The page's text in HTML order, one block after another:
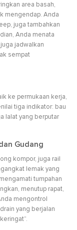
area basah,
mengendap. Anda
juga tambahkan
Anda menata
jadwalkan
sempat
ke permukaan kerja,
tiga indikator: bau
lalat yang berputar
Gudang
kompor, juga rail
lemak yang
tumpahan
menutup rapat,
mengontrol
yang berjalan